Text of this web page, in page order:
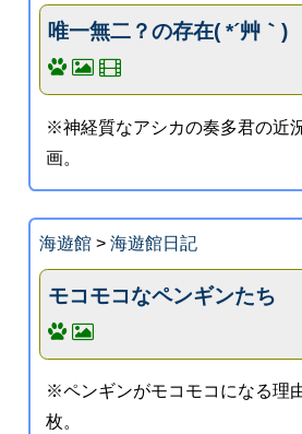
唯一無二？の存在( *´艸｀)
※神経質なアシカの奏多君の近
画。
海遊館> 海遊館日記
モコモコなペンギンたち
※ペンギンがモコモコになる理
枚。